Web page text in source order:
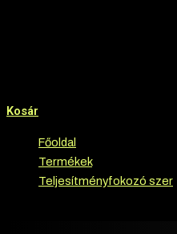
Kosár
Főoldal
Termékek
Teljesítményfokozó szer